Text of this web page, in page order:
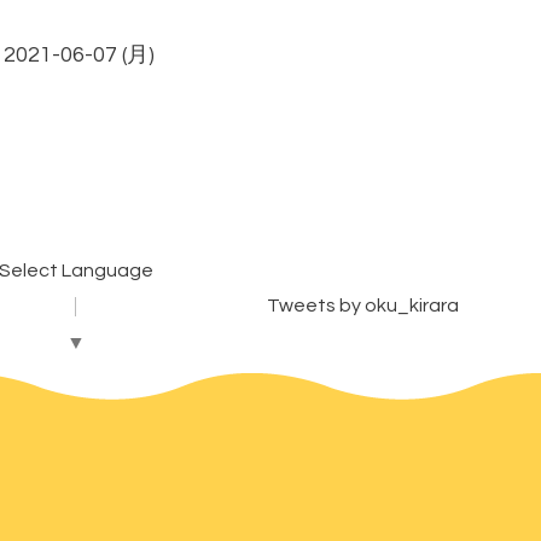
06-07 (月)
Select Language
▼
Tweets by oku_kirara